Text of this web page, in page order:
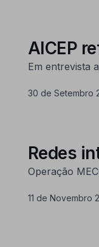
AICEP
Em entrevista
30 de Setembro
Redes
Operação
11 de Novembro